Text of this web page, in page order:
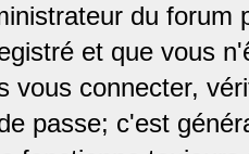
du forum
et que vous
vous connecter,
passe; c'est